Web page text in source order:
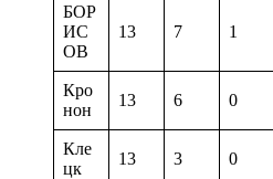
БОР
ИС
ОВ
13 7 1
Кро
нон
13 6 0
Кле
цк
13 3 0